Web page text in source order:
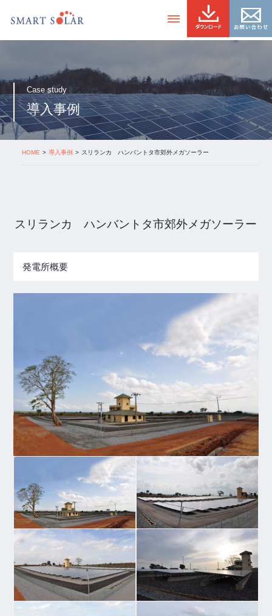
Case study
導入事例
HOME 導入事例 スリランカ ハンバントタ市郊外メガソーラー
スリランカ ハンバントタ市郊外メガソーラー
発電所概要